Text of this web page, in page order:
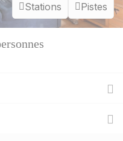
Stations Pistes